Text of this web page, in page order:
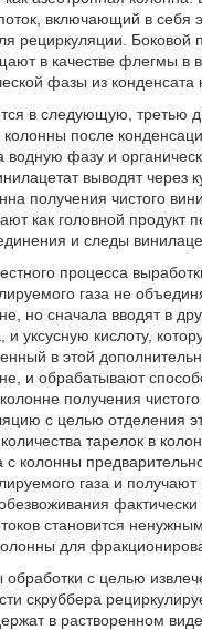
включающий в себя
рециркуляции.
в качестве флегмы в
фазы из
в следующую, третью
колонны после
водную фазу и
выводят через
получения чистого
как головной продукт
и следы
процесса
газа не
но сначала вводят в
и уксусную кислоту,
в этой
и обрабатывают
получения
с целью отделения
тарелок в
с колонны
газа и
становится
для
с целью
скруббера
в растворенном